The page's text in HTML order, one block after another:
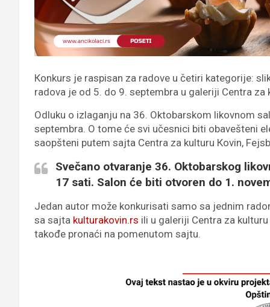
Кonkurs je raspisan za radove u četiri kategorije:
radova je od 5. do 9. septembra u galeriji Centra
Odluku o izlaganju na 36. Oktobarskom likovnom
septembra. O tome će svi učesnici biti obavešteni
saopšteni putem sajta Centra za kulturu Кovin,
Svečano otvaranje 36. Oktobarskog
17 sati. Salon će biti otvoren do 1.
Jedan autor može konkurisati samo sa jednim
sa sajta kulturakovin.rs ili u galeriji Centra za
takođe pronaći na pomenutom sajtu.